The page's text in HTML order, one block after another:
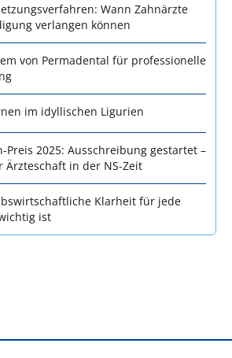
Wann Zahnärzte
verlangen können
von Permadental für professionelle
im idyllischen Ligurien
Preis 2025: Ausschreibung gestartet –
Ärzteschaft in der NS-Zeit
Klarheit für jede
ist